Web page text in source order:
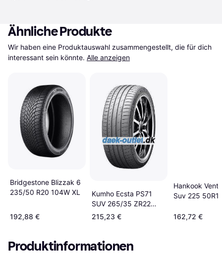
Ähnliche Produkte
Wir haben eine Produktauswahl zusammengestellt, die für dich
interessant sein könnte. Alle anzeigen
Bridgestone Blizzak 6
235/50 R20 104W XL
192,88 €
Kumho Ecsta PS71
SUV 265/35 ZR22
102Y XL
215,23 €
Hankook
Suv 225
162,72 €
Produktinformationen